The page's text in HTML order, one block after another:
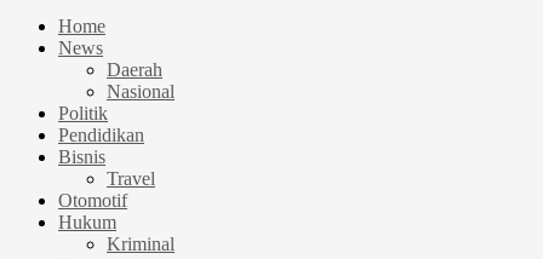
Home
News
Daerah
Nasional
Politik
Pendidikan
Bisnis
Travel
Otomotif
Hukum
Kriminal